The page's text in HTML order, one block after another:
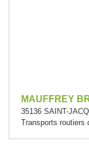
MAUFFREY
35136 SAINT-
Transports routiers